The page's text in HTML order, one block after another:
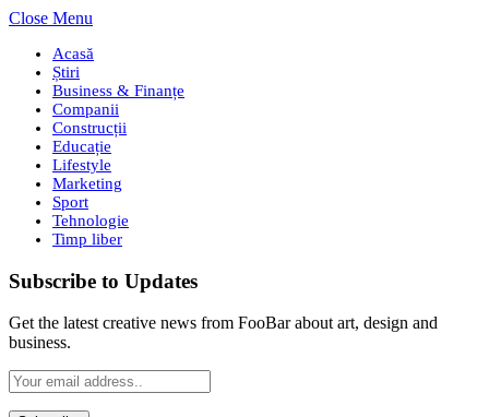
Close Menu
Acasă
Știri
Business & Finanțe
Companii
Construcții
Educație
Lifestyle
Marketing
Sport
Tehnologie
Timp liber
Subscribe to Updates
Get the latest creative news from FooBar about art, design and
business.